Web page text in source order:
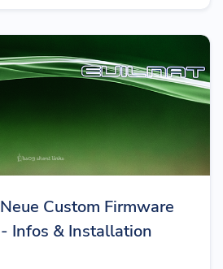
Custom Firmware
Infos & Installation